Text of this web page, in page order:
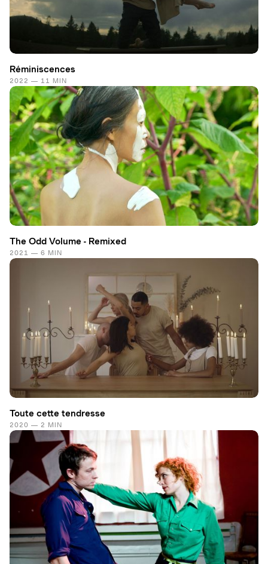
Réminiscences
2022 — 11 MIN
The Odd Volume - Remixed
2021 — 6 MIN
Toute cette tendresse
2020 — 2 MIN